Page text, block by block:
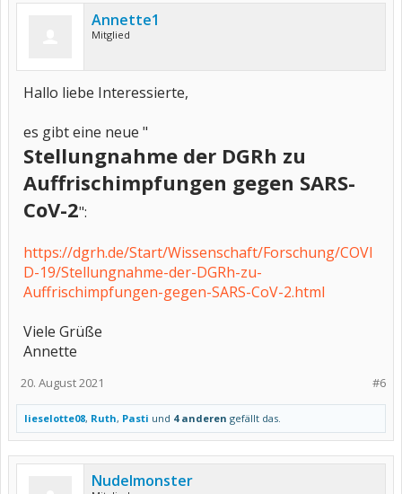
Annette1
Mitglied
Hallo liebe Interessierte,
es gibt eine neue "
Stellungnahme der DGRh zu
Auffrischimpfungen gegen SARS-
CoV-2":
https://dgrh.de/Start/Wissenschaft/Forschung/COVI
D-19/Stellungnahme-der-DGRh-zu-
Auffrischimpfungen-gegen-SARS-CoV-2.html
Viele Grüße
Annette
#6
20. August 2021
lieselotte08, Ruth, Pasti und 4 anderen gefällt das.
Nudelmonster